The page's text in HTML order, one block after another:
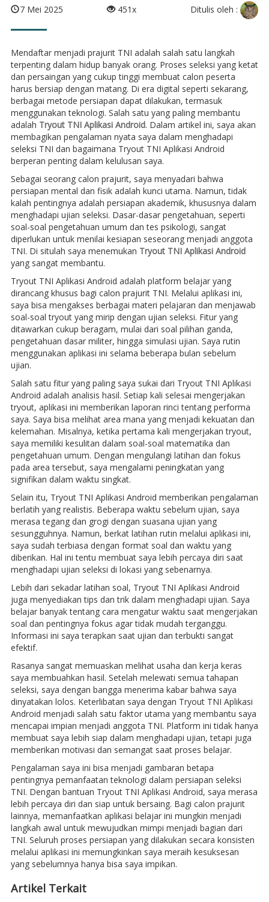
7 Mei 2025 451x Ditulis oleh :
Mendaftar menjadi prajurit TNI adalah salah satu langkah
terpenting dalam hidup banyak orang. Proses seleksi yang ketat
dan persaingan yang cukup tinggi membuat calon peserta
harus bersiap dengan matang. Di era digital seperti sekarang,
berbagai metode persiapan dapat dilakukan, termasuk
menggunakan teknologi. Salah satu yang paling membantu
adalah Tryout TNI Aplikasi Android. Dalam artikel ini, saya akan
membagikan pengalaman nyata saya dalam menghadapi
seleksi TNI dan bagaimana Tryout TNI Aplikasi Android
berperan penting dalam kelulusan saya.
Sebagai seorang calon prajurit, saya menyadari bahwa
persiapan mental dan fisik adalah kunci utama. Namun, tidak
kalah pentingnya adalah persiapan akademik, khususnya dalam
menghadapi ujian seleksi. Dasar-dasar pengetahuan, seperti
soal-soal pengetahuan umum dan tes psikologi, sangat
diperlukan untuk menilai kesiapan seseorang menjadi anggota
TNI. Di situlah saya menemukan Tryout TNI Aplikasi Android
yang sangat membantu.
Tryout TNI Aplikasi Android adalah platform belajar yang
dirancang khusus bagi calon prajurit TNI. Melalui aplikasi ini,
saya bisa mengakses berbagai materi pelajaran dan menjawab
soal-soal tryout yang mirip dengan ujian seleksi. Fitur yang
ditawarkan cukup beragam, mulai dari soal pilihan ganda,
pengetahuan dasar militer, hingga simulasi ujian. Saya rutin
menggunakan aplikasi ini selama beberapa bulan sebelum
ujian.
Salah satu fitur yang paling saya sukai dari Tryout TNI Aplikasi
Android adalah analisis hasil. Setiap kali selesai mengerjakan
tryout, aplikasi ini memberikan laporan rinci tentang performa
saya. Saya bisa melihat area mana yang menjadi kekuatan dan
kelemahan. Misalnya, ketika pertama kali mengerjakan tryout,
saya memiliki kesulitan dalam soal-soal matematika dan
pengetahuan umum. Dengan mengulangi latihan dan fokus
pada area tersebut, saya mengalami peningkatan yang
signifikan dalam waktu singkat.
Selain itu, Tryout TNI Aplikasi Android memberikan pengalaman
berlatih yang realistis. Beberapa waktu sebelum ujian, saya
merasa tegang dan grogi dengan suasana ujian yang
sesungguhnya. Namun, berkat latihan rutin melalui aplikasi ini,
saya sudah terbiasa dengan format soal dan waktu yang
diberikan. Hal ini tentu membuat saya lebih percaya diri saat
menghadapi ujian seleksi di lokasi yang sebenarnya.
Lebih dari sekadar latihan soal, Tryout TNI Aplikasi Android
juga menyediakan tips dan trik dalam menghadapi ujian. Saya
belajar banyak tentang cara mengatur waktu saat mengerjakan
soal dan pentingnya fokus agar tidak mudah terganggu.
Informasi ini saya terapkan saat ujian dan terbukti sangat
efektif.
Rasanya sangat memuaskan melihat usaha dan kerja keras
saya membuahkan hasil. Setelah melewati semua tahapan
seleksi, saya dengan bangga menerima kabar bahwa saya
dinyatakan lolos. Keterlibatan saya dengan Tryout TNI Aplikasi
Android menjadi salah satu faktor utama yang membantu saya
mencapai impian menjadi anggota TNI. Platform ini tidak hanya
membuat saya lebih siap dalam menghadapi ujian, tetapi juga
memberikan motivasi dan semangat saat proses belajar.
Pengalaman saya ini bisa menjadi gambaran betapa
pentingnya pemanfaatan teknologi dalam persiapan seleksi
TNI. Dengan bantuan Tryout TNI Aplikasi Android, saya merasa
lebih percaya diri dan siap untuk bersaing. Bagi calon prajurit
lainnya, memanfaatkan aplikasi belajar ini mungkin menjadi
langkah awal untuk mewujudkan mimpi menjadi bagian dari
TNI. Seluruh proses persiapan yang dilakukan secara konsisten
melalui aplikasi ini memungkinkan saya meraih kesuksesan
yang sebelumnya hanya bisa saya impikan.
Artikel Terkait